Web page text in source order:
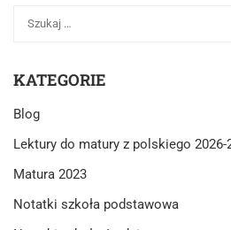
KATEGORIE
Blog
Lektury do matury z polskiego 2026-
Matura 2023
Notatki szkoła podstawowa